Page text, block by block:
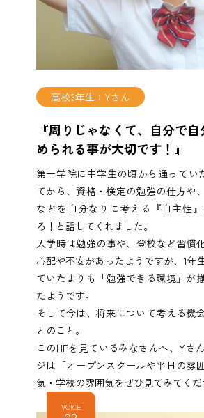
高校3年生：Yさん
『周りじゃなくて、自分で
められる事が大切です！』
第一学院に中学生の頃から通ってい
てから、資格・検定の勉強の仕方や
などを自分なりに考える『自主性
ろ！と話してくれました。
入学時は勉強の事や、登校など習慣
心配や不安があったようですが、1年
ていたよりも「勉強できる環境」が
たようです。
そして今は、将来について考える機
とのこと。
このHPを見ているみなさんへ、Yさ
ジは「オープンスクールや平日の雰
気・学校の雰囲気をぜひ見てみてくだ
VOICE